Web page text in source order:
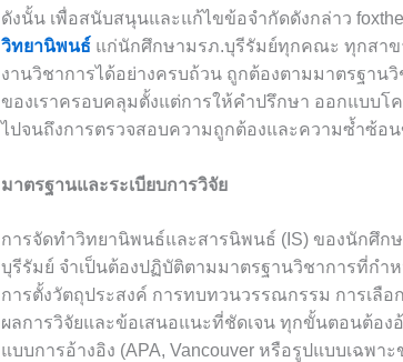
ดังนั้น เพื่อสนับสนุนและแก้ไขข้อจำกัดดังกล่าว
วิทยานิพนธ์ แก่นักศึกษามรภ.บุรีรัมย์ทุกคณะ ทุกสาข
งานวิชาการได้อย่างครบถ้วน ถูกต้องตามมาตรฐาน
ของเราครอบคลุมตั้งแต่การให้คำปรึกษา ออกแบบโ
ไปจนถึงการตรวจสอบความถูกต้องและความซ้ำซ้อ
มาตรฐานและระเบียบการวิจัย
การจัดทำวิทยานิพนธ์และสารนิพนธ์ (IS) ของนักศึ
บุรีรัมย์ จำเป็นต้องปฏิบัติตามมาตรฐานวิชาการที่กำ
การตั้งวัตถุประสงค์ การทบทวนวรรณกรรม การเลือ
ผลการวิจัยและข้อเสนอแนะที่ชัดเจน ทุกขั้นตอนต้อ
แบบการอ้างอิง (APA, Vancouver หรือรูปแบบเฉพ